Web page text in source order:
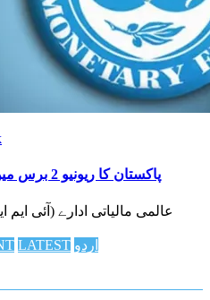
پاکستان کا ریونیو 2 برس میں دگنا ہو گیا: آئی ایم ایف
LATEST اردو